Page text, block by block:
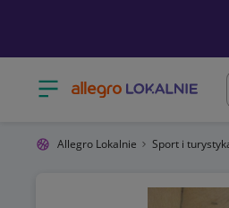
Otwórz menu z kategoriami
Allegro Lokalnie Sport i